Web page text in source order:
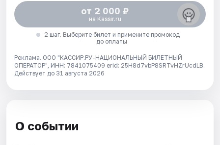
от 2 000 ₽
на Kassir.ru
2 шаг. Выберите билет и примените промокод
до оплаты
Реклама. ООО "КАССИР.РУ-НАЦИОНАЛЬНЫЙ БИЛЕТНЫЙ
ОПЕРАТОР", ИНН: 7841075409 erid: 25H8d7vbP8SRTvHZrUcdLB.
Действует до 31 августа 2026
О событии